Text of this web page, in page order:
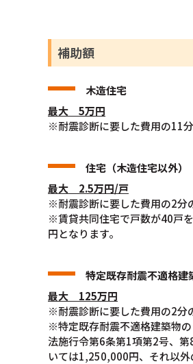
補助額
木造住宅
最大 5万円
※耐震診断に要した費用の11
住宅（木造住宅以外）
最大 2.5万円/戸
※耐震診断に要した費用の2分
※賃貸共同住宅で戸数が40戸
円となります。
特定既存耐震不適格建
最大 125万円
※耐震診断に要した費用の2分
※特定既存耐震不適格建築物
法施行令第6条第1項第2号、
いては1,250,000円、それ以